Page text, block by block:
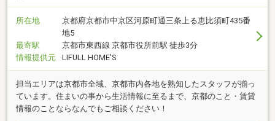
所在地
京都府京都市中京区河原町通三条上る恵比須町435番
地5
最寄駅
京都市東西線 京都市役所前駅 徒歩3分
情報提供元
LIFULL HOME'S
担当エリアは京都市全域、京都市内各地を熟知したスタッフが揃っ
ています。住まいの事から生活情報に至るまで、京都のこと・賃貸
情報のことならなんでもご相談ください！